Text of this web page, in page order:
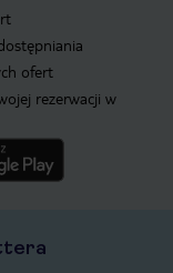
ofert
rezerwacji w